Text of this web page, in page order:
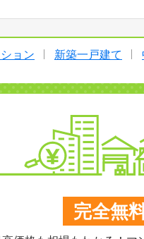
ョン 新築一戸建て
完全無